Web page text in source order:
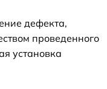
дефекта,
проведенного
установка